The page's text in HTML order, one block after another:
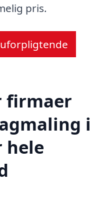
pris.
firmaer
i
hele